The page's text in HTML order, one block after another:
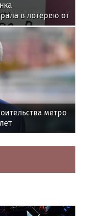
в лотерею от
метро